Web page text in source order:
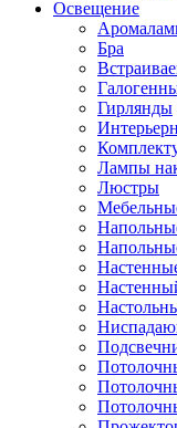
Освещение
Бра
Гирлянды
Лампы
Люстры